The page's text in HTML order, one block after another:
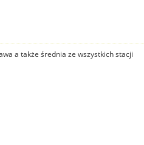
a także średnia ze wszystkich stacji